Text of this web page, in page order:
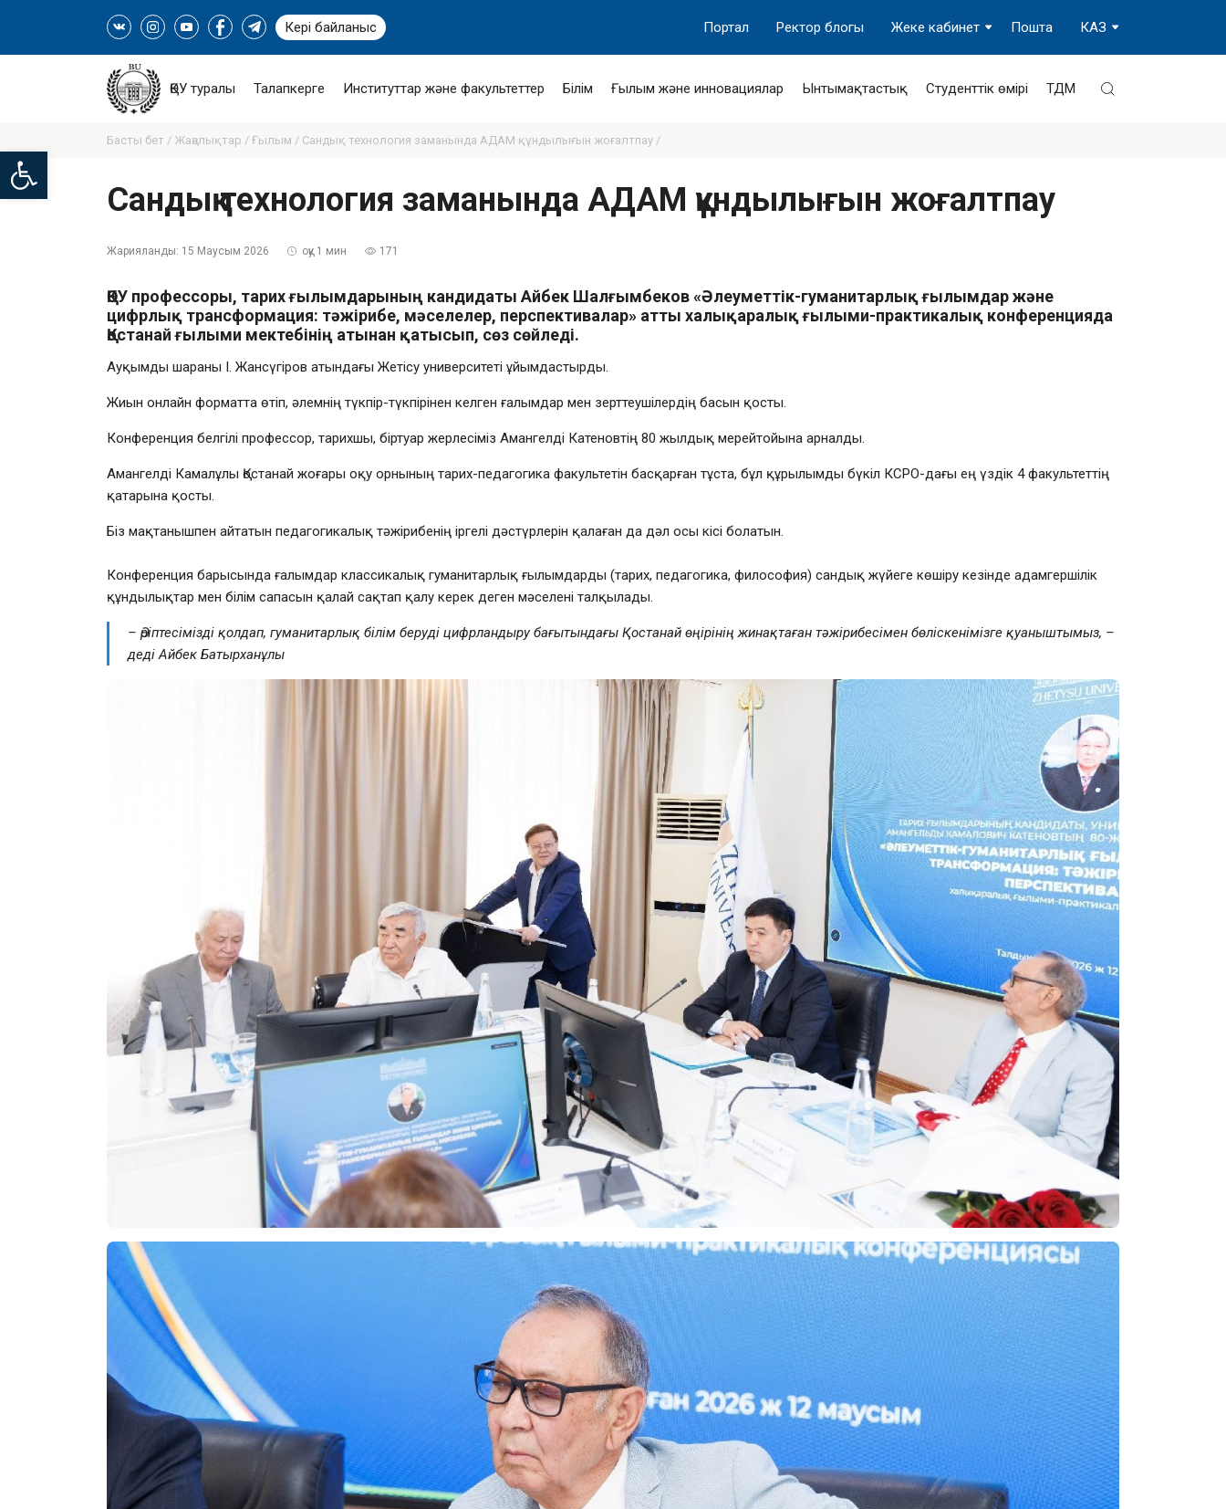
Open toolbar
Кері байланыс КАЗ
Пошта
Жеке кабинет
Ректор блогы
Портал
ҚӨУ туралы Талапкерге Институттар және факультеттер Білім Ғылым және инновациялар Ынтымақтастық Студенттік өмірі ТДМ
Басты бет / Жаңалықтар / Ғылым / Сандық технология заманында АДАМ құндылығын жоғалтпау /
Сандық технология заманында АДАМ құндылығын жоғалтпау
Жарияланды: 15 Маусым 2026 оқу 1 мин 171
ҚӨУ профессоры, тарих ғылымдарының кандидаты Айбек Шалғымбеков «Әлеуметтік-гуманитарлық ғылымдар және
цифрлық трансформация: тәжірибе, мәселелер, перспективалар» атты халықаралық ғылыми-практикалық конференцияда
Қостанай ғылыми мектебінің атынан қатысып, сөз сөйледі.
Ауқымды шараны І. Жансүгіров атындағы Жетісу университеті ұйымдастырды.
Жиын онлайн форматта өтіп, әлемнің түкпір-түкпірінен келген ғалымдар мен зерттеушілердің басын қосты.
Конференция белгілі профессор, тарихшы, біртуар жерлесіміз Амангелді Катеновтің 80 жылдық мерейтойына арналды.
Амангелді Камалұлы Қостанай жоғары оқу орнының тарих-педагогика факультетін басқарған тұста, бұл құрылымды бүкіл КСРО-дағы ең үздік 4 факультеттің
қатарына қосты.
Біз мақтанышпен айтатын педагогикалық тәжірибенің іргелі дәстүрлерін қалаған да дәл осы кісі болатын.
Конференция барысында ғалымдар классикалық гуманитарлық ғылымдарды (тарих, педагогика, философия) сандық жүйеге көшіру кезінде адамгершілік
құндылықтар мен білім сапасын қалай сақтап қалу керек деген мәселені талқылады.
– Әріптесімізді қолдап, гуманитарлық білім беруді цифрландыру бағытындағы Қостанай өңірінің жинақтаған тәжірибесімен бөліскенімізге қуаныштымыз, –
деді Айбек Батырханұлы